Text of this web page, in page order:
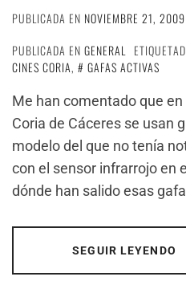
PUBLICADA EN NOVIEMBRE 21, 2009
PUBLICADA EN GENERAL
CINES CORIA,
GAFAS ACTIVAS
Me han comentado que
Coria de Cáceres se usan
modelo del que no tenía
con el sensor infrarrojo en
dónde han salido esas
SEGUIR LEYENDO